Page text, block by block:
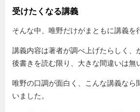
受けたくなる講義
そんな中、唯野だけがまともに講義を
講義内容は著者が調べ上げたらしく、
後書きを読む限り、大きな間違いは無
唯野の口調が面白く、こんな講義なら
いました。